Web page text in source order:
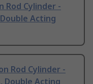
Rod Cylinder -
Double Acting
Rod Cylinder -
Double Acting